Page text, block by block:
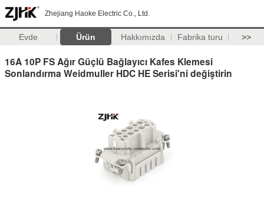
Zhejiang Haoke Electric Co., Ltd.
Evde Ürün Hakkımızda Fabrika turu >>
16A 10P FS Ağır Güçlü Bağlayıcı Kafes Klemesi
Sonlandırma Weidmuller HDC HE Serisi'ni değiştirin